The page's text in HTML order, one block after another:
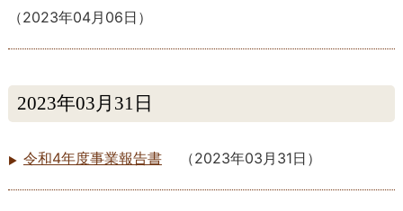
（2023年04月06日 ）
2023年03月31日
令和4年度事業報告書 （2023年03月31日 ）